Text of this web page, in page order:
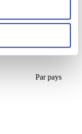
Par pays